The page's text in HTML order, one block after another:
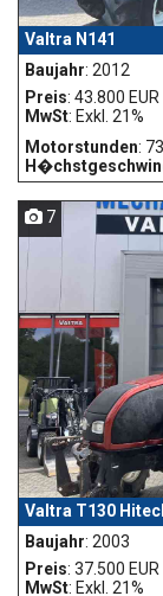
Valtra N141
Baujahr: 2012
Preis: 43.800 EUR
MwSt: Exkl. 21%
Motorstunden:
7
Valtra T130
Baujahr: 2003
Preis: 37.500 EUR
MwSt: Exkl. 21%